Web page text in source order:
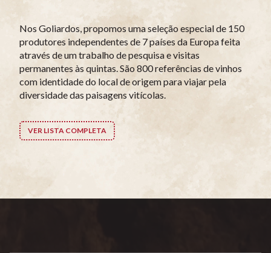
Nos Goliardos, propomos uma seleção especial de 150
produtores independentes de 7 países da Europa feita
através de um trabalho de pesquisa e visitas
permanentes às quintas. São 800 referências de vinhos
com identidade do local de origem para viajar pela
diversidade das paisagens vitícolas.
VER LISTA COMPLETA